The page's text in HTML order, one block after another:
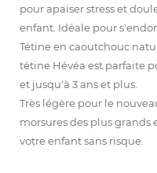
pour apaiser stress et
enfant. Idéale pour
Tétine en caoutchouc
tétine Hévéa est parfaite
et jusqu'à 3 ans et plus.
Très légère pour le
morsures des plus
votre enfant sans risque.